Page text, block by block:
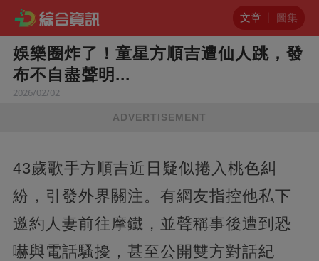
文章 圖集
娛樂圈炸了！童星方順吉遭仙人跳，發
布不自盡聲明...
2026/02/02
ADVERTISEMENT
43歲歌手方順吉近日疑似捲入桃色糾
紛，引發外界關注。有網友指控他私下
邀約人妻前往摩鐵，並聲稱事後遭到恐
嚇與電話騷擾，甚至公開雙方對話紀